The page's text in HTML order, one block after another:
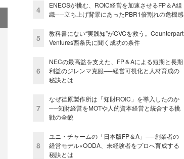
4
ENEOSが挑む、ROIC経営を加速させるFP＆A組
織──立ち上げ背景にあったPBR1倍割れの危機感
5
教科書にない“実践知”がCVCを救う。Counterpart
Ventures西条氏に聞く成功の条件
6
NECの最高益を支えた、FP＆Aによる短期と長期
利益のジレンマ克服──経営可視化と人材育成の
秘訣とは
7
なぜ荏原製作所は「知財ROIC」を導入したのか
──知財経営をMOTや人的資本経営と統合する挑
戦の全貌
8
ユニ・チャームの「日本版FP＆A」──創業者の
経営モデル×OODA、未経験者をプロへ育成する
秘訣とは